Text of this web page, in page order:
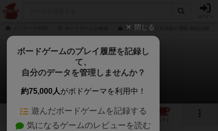
マハラジャ 日本語版の通販/商品詳細
マハラジャ：新版
42店のカフェ/スペースが提供中
5 3
カフェ
閉じる
ボードゲームのプレイ履歴を記録し
て、
自分のデータを管理しませんか？
約75,000人がボドゲーマを利用中！
遊んだボードゲームを記録する
気になるゲームのレビューを読む